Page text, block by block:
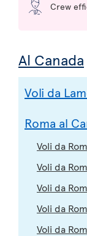
Crew
Al Canada
Voli da
Roma al
Voli da
Voli da
Voli da
Voli da
Voli da